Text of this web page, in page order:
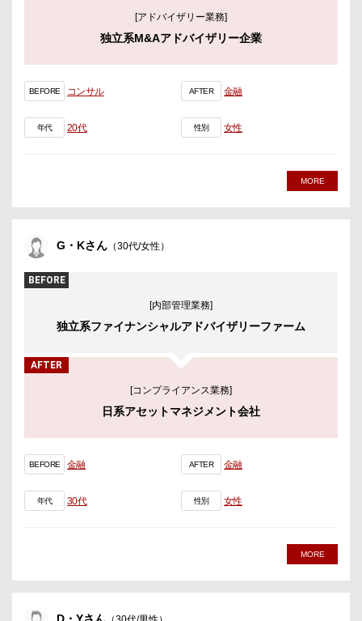
[アドバイザリー業務]
独立系M&Aアドバイザリー企業
BEFORE コンサル AFTER 金融
年代 20代 性別 女性
MORE
G・Kさん （30代/女性）
BEFORE
[内部管理業務]
独立系ファイナンシャルアドバイザリーファーム
AFTER
[コンプライアンス業務]
日系アセットマネジメント会社
BEFORE 金融 AFTER 金融
年代 30代 性別 女性
MORE